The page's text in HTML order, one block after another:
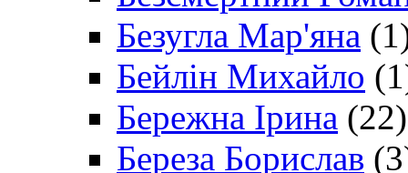
Безугла Мар'яна
Бейлін Михайло
Бережна Ірина (22)
Береза Борислав